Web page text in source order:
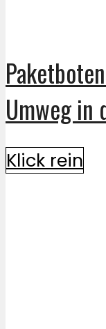
Umweg in
Klick rein